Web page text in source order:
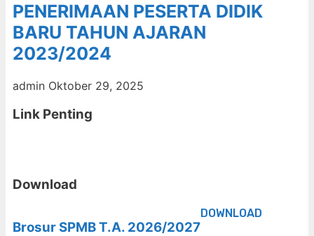
PENERIMAAN PESERTA DIDIK
BARU TAHUN AJARAN
2023/2024
admin Oktober 29, 2025
Link Penting
Download
Brosur SPMB T.A. 2026/2027
DOWNLOAD